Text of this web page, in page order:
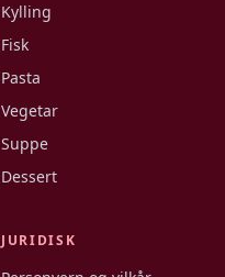
Kylling
Fisk
Pasta
Vegetar
Suppe
Dessert
JURIDISK